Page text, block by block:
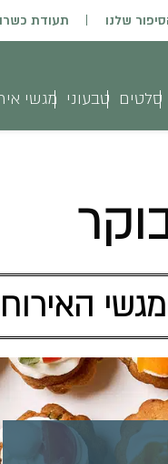
שלנו תעודת
סלטים טבעוני מגשי